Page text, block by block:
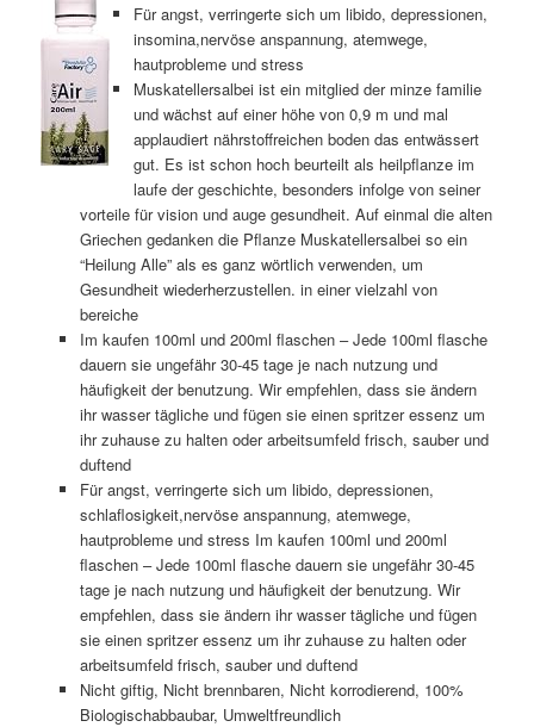
Für angst, verringerte sich um libido, depressionen,
insomina,nervöse anspannung, atemwege,
hautprobleme und stress
Muskatellersalbei ist ein mitglied der minze familie
und wächst auf einer höhe von 0,9 m und mal
applaudiert nährstoffreichen boden das entwässert
gut. Es ist schon hoch beurteilt als heilpflanze im
laufe der geschichte, besonders infolge von seiner
vorteile für vision und auge gesundheit. Auf einmal die alten
Griechen gedanken die Pflanze Muskatellersalbei so ein
“Heilung Alle” als es ganz wörtlich verwenden, um
Gesundheit wiederherzustellen. in einer vielzahl von
bereiche
Im kaufen 100ml und 200ml flaschen – Jede 100ml flasche
dauern sie ungefähr 30-45 tage je nach nutzung und
häufigkeit der benutzung. Wir empfehlen, dass sie ändern
ihr wasser tägliche und fügen sie einen spritzer essenz um
ihr zuhause zu halten oder arbeitsumfeld frisch, sauber und
duftend
Für angst, verringerte sich um libido, depressionen,
schlaflosigkeit,nervöse anspannung, atemwege,
hautprobleme und stress Im kaufen 100ml und 200ml
flaschen – Jede 100ml flasche dauern sie ungefähr 30-45
tage je nach nutzung und häufigkeit der benutzung. Wir
empfehlen, dass sie ändern ihr wasser tägliche und fügen
sie einen spritzer essenz um ihr zuhause zu halten oder
arbeitsumfeld frisch, sauber und duftend
Nicht giftig, Nicht brennbaren, Nicht korrodierend, 100%
Biologischabbaubar, Umweltfreundlich